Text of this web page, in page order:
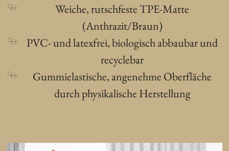
Weiche, rutschfeste TPE-Matte
(Anthrazit/Braun)
PVC- und latexfrei, biologisch abbaubar und
recyclebar
Gummielastische, angenehme Oberfläche
durch physikalische Herstellung